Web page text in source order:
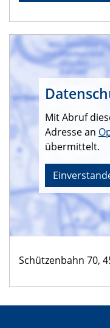
Mit Abruf
Adresse an
übermittelt.
Schützenbahn 70,